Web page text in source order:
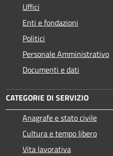
Uffici
Enti e fondazioni
Politici
Personale Amministrativo
Documenti e dati
CATEGORIE DI SERVIZIO
Anagrafe e stato civile
Cultura e tempo libero
Vita lavorativa